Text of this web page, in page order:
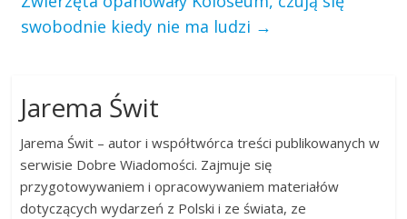
swobodnie kiedy nie ma ludzi →
Jarema Świt
Jarema Świt – autor i współtwórca treści publikowanych w
serwisie Dobre Wiadomości. Zajmuje się
przygotowywaniem i opracowywaniem materiałów
dotyczących wydarzeń z Polski i ze świata, ze